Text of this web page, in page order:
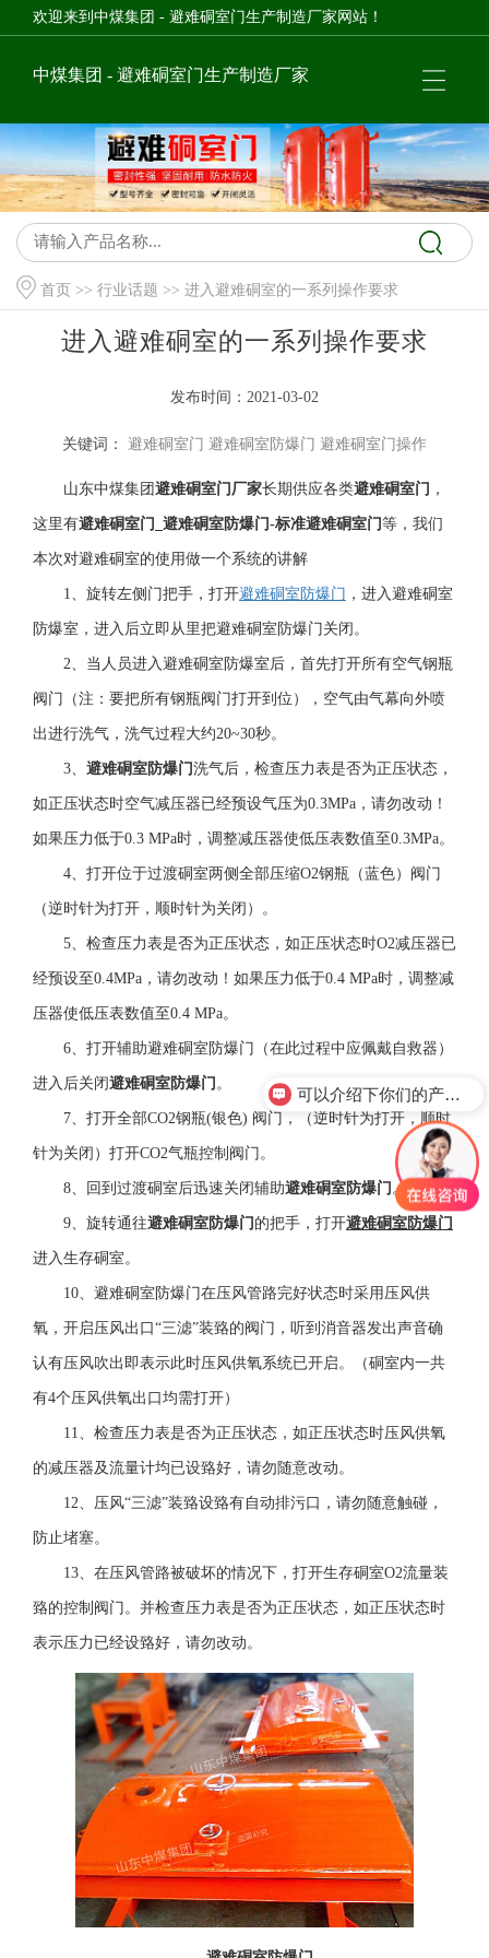
欢迎来到中煤集团 - 避难硐室门生产制造厂家网站！
中煤集团 - 避难硐室门生产制造厂家
首页 >>行业话题 >> 进入避难硐室的一系列操作要求
进入避难硐室的一系列操作要求
发布时间：2021-03-02
关键词： 避难硐室门 避难硐室防爆门 避难硐室门操作
山东中煤集团 避难硐室门厂家长期供应各类避难硐室门 ，
这里有避难硐室门 避难硐室防爆门-标准避难硐室门等，我们
本次对避难硐室的使用做一个系统的讲解
1、旋转左侧门把手，打开避难硐室防爆门 ，进入避难硐室
防爆室，进入后立即从里把避难硐室防爆门关闭。
2、当人员进入避难硐室防爆室后，首先打开所有空气钢瓶
阀门（注：要把所有钢瓶阀门打开到位），空气由气幕向外喷
出进行洗气，洗气过程大约20~30秒。
3、 避难硐室防爆门洗气后，检查压力表是否为正压状态，
如正压状态时空气减压器已经预设气压为0.3MPa，请勿改动！
如果压力低于0.3 MPa时，调整减压器使低压表数值至0.3MPa。
4、打开位于过渡硐室两侧全部压缩O2钢瓶（蓝色）阀门
（逆时针为打开，顺时针为关闭）。
5、检查压力表是否为正压状态，如正压状态时O2减压器已
经预设至0.4MPa，请勿改动！如果压力低于0.4 MPa时，调整减
压器使低压表数值至0.4 MPa。
6、打开辅助避难硐室防爆门（在此过程中应佩戴自救器）
进入后关闭避难硐室防爆门 。
7、打开全部CO2钢瓶(银色) 阀门，（逆时针为打开，顺时
针为关闭）打开CO2气瓶控制阀门。
8、回到过渡硐室后迅速关闭辅助避难硐室防爆门 。
9、旋转通往避难硐室防爆门 的把手，打开避难硐室防爆门
进入生存硐室。
10、避难硐室防爆门在压风管路完好状态时采用压风供
氧，开启压风出口“三滤”装臵的阀门，听到消音器发出声音确
认有压风吹出即表示此时压风供氧系统已开启。（硐室内一共
有4个压风供氧出口均需打开）
11、检查压力表是否为正压状态，如正压状态时压风供氧
的减压器及流量计均已设臵好，请勿随意改动。
12、压风“三滤”装臵设臵有自动排污口，请勿随意触碰，
防止堵塞。
13、在压风管路被破坏的情况下，打开生存硐室O2流量装
臵的控制阀门。并检查压力表是否为正压状态，如正压状态时
表示压力已经设臵好，请勿改动。
可以介绍下你们的产品么？